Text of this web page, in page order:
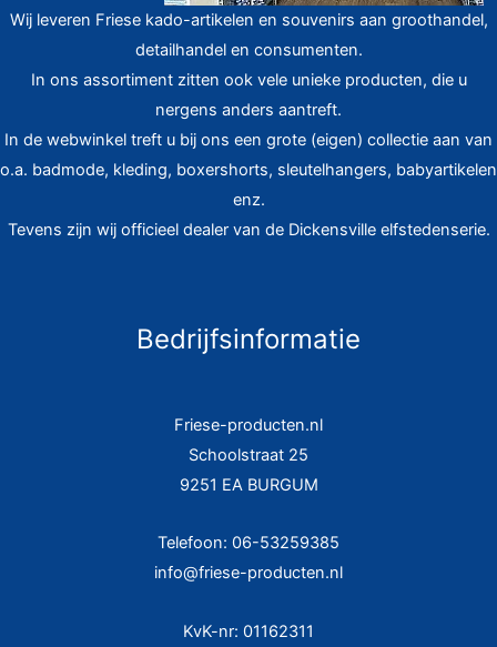
Wij leveren Friese kado-artikelen en souvenirs aan groothandel,
detailhandel en consumenten.
In ons assortiment zitten ook vele unieke producten, die u
nergens anders aantreft.
In de webwinkel treft u bij ons een grote (eigen) collectie aan van
o.a. badmode, kleding, boxershorts, sleutelhangers, babyartikelen
enz.
Tevens zijn wij officieel dealer van de Dickensville elfstedenserie.
Bedrijfsinformatie
Friese-producten.nl
Schoolstraat 25
9251 EA BURGUM
Telefoon: 06-53259385
info@friese-producten.nl
KvK-nr: 01162311